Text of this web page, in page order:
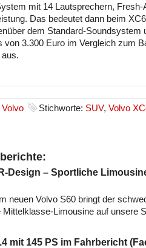
mit 14 Lautsprechern, Fresh-
Das bedeutet dann beim
dem Standard-Soundsystem
von 3.300 Euro im Vergleich zum
Volvo Stichworte: SUV, Volvo
Design – Sportliche
neuen Volvo S60 bringt der
Limousine auf unsere
mit 145 PS im Fahrbericht